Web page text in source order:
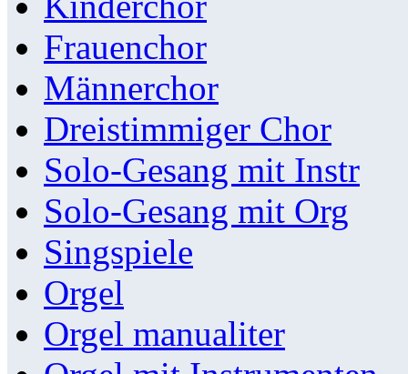
Frauenchor
Männerchor
Dreistimmiger Chor
Solo-Gesang mit Instr
Solo-Gesang mit Org
Singspiele
Orgel
Orgel manualiter